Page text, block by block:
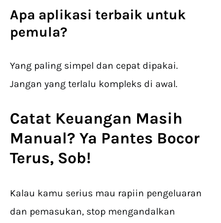
Apa aplikasi terbaik untuk
pemula?
Yang paling simpel dan cepat dipakai.
Jangan yang terlalu kompleks di awal.
Catat Keuangan Masih
Manual? Ya Pantes Bocor
Terus, Sob!
Kalau kamu serius mau rapiin pengeluaran
dan pemasukan, stop mengandalkan